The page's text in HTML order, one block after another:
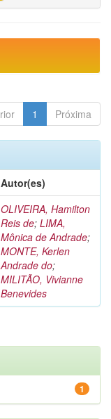
1 Próxima
Autor(es)
OLIVEIRA, Hamilton
Reis de; LIMA,
Mônica de Andrade;
MONTE, Kerlen
Andrade do;
MILITÃO, Vivianne
Benevides
1